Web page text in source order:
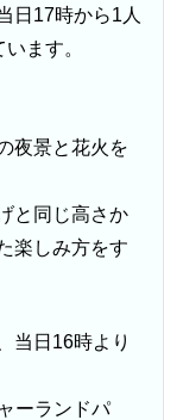
日17時から1人
ます。
夜景と花火を
と同じ高さか
楽しみ方をす
当日16時より
ーランドパ